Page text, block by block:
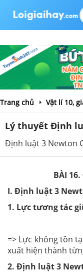
Trang chủ Vật lí 10,
Lý thuyết Định
Định luật 3 Newton
BÀI 16.
I. Định luật 3
1. Lực tương tác
=> Lực không tồn
xuất hiện thành
2. Định luật 3